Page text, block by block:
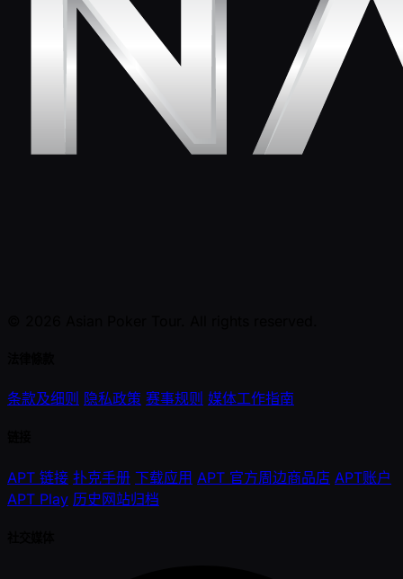
条款及细则 隐私政策 赛事规则 媒体工作指南
APT 链接 扑克手册 下载应用 APT 官方周边商品店 APT账户
APT Play 历史网站归档